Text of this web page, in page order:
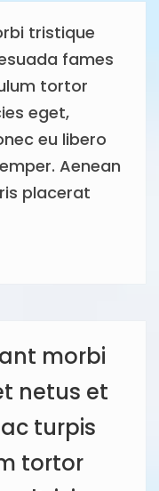
tristique
fames
tortor
eget,
eu libero
Aenean
placerat
morbi
netus et
turpis
tortor